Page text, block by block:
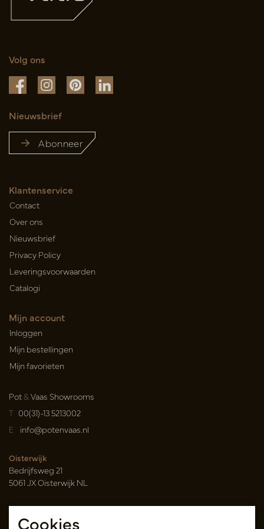
Volg ons
Nieuwsbrief
Abonneer
Klantenservice
Contact
Over ons
Nieuwsbrief
Privacy Policy
Leveringsvoorwaarden
Catalogi
Mijn account
Inloggen
Mijn bestellingen
Mijn favorieten
Pot&Vaas Showrooms
T 00(31)-13 5213002
E info@potenvaas.nl
Oisterwijk
Bedrijfsweg 21
5061 JX Oisterwijk NL
Openingstijden
Maandag t/m vrijdag 09.00-17.00 uur
Cookies